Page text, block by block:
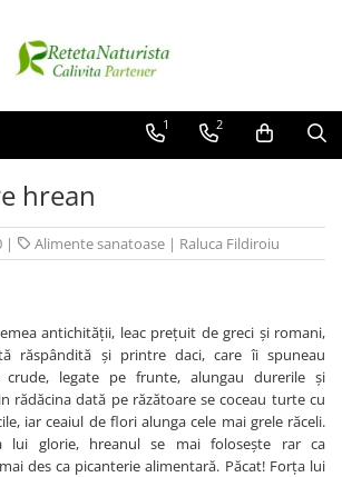
Celulita
Noi
1 2
hrean
| Alimente sanatoase | Raluca Fildiroiu
antichităţii, leac preţuit de greci şi romani,
răspândită şi printre daci, care îi spuneau
crude, legate pe frunte, alungau durerile şi
rădăcina dată pe răzătoare se coceau turte cu
iar ceaiul de flori alunga cele mai grele răceli.
lui glorie, hreanul se mai foloseşte rar ca
des ca picanterie alimentară. Păcat! Forţa lui